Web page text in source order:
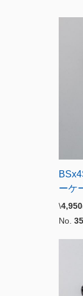
ーケ
\4,950
No.